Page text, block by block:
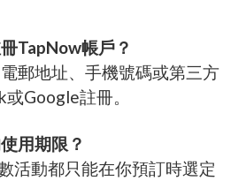
TapNow帳戶？
郵地址、手機號碼或第三方
Google註冊。
用期限？
活動都只能在你預訂時選定